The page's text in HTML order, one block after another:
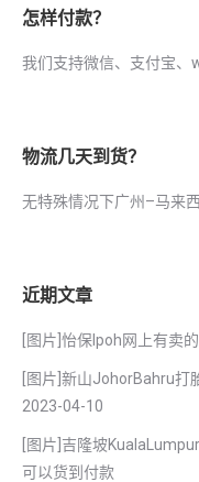
怎样付款？
我们支持微信、支付宝、
物流几天到货？
无特殊情况下广州–马来
近期文章
[图片]怡保lpoh网上有卖
[图片]新山JohorBahru打
2023-04-10
[图片]吉隆坡
可以货到付款